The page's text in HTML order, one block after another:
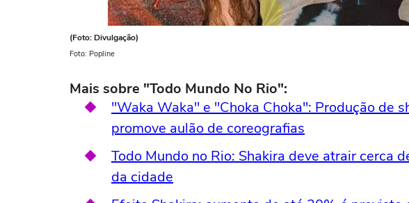
(Foto: Divulgação)
Foto: Popline
Mais sobre "Todo Mundo No Rio":
"Waka Waka" e "Choka Choka": Produção de
promove aulão de coreografias
Todo Mundo no Rio: Shakira deve atrair cerca
da cidade